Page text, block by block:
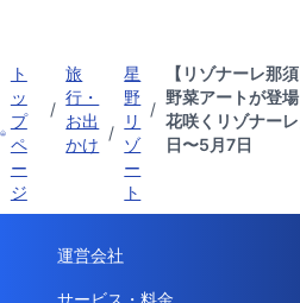
ト
ッ
プ
ペ
ー
ジ
/
旅
行・
お出
かけ
/
星
野
リ
ゾ
ー
ト
/
【リゾナーレ那
野菜アートが登
花咲くリゾナー
日〜5月7日
運営会社
サービス・料金